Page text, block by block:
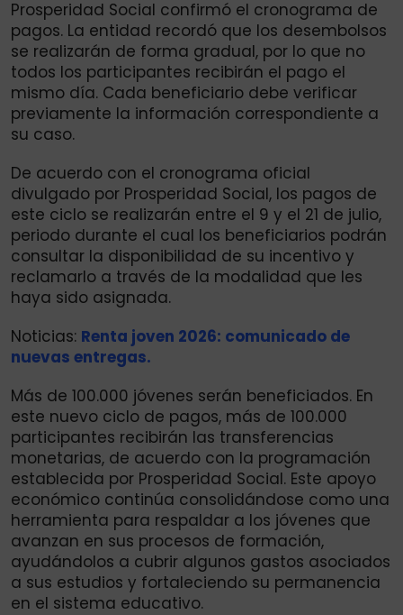
Prosperidad Social confirmó el cronograma de
pagos. La entidad recordó que los desembolsos
se realizarán de forma gradual, por lo que no
todos los participantes recibirán el pago el
mismo día. Cada beneficiario debe verificar
previamente la información correspondiente a
su caso.
De acuerdo con el cronograma oficial
divulgado por Prosperidad Social, los pagos de
este ciclo se realizarán entre el 9 y el 21 de julio,
periodo durante el cual los beneficiarios podrán
consultar la disponibilidad de su incentivo y
reclamarlo a través de la modalidad que les
haya sido asignada.
Noticias: Renta joven 2026: comunicado de
nuevas entregas.
Más de 100.000 jóvenes serán beneficiados. En
este nuevo ciclo de pagos, más de 100.000
participantes recibirán las transferencias
monetarias, de acuerdo con la programación
establecida por Prosperidad Social. Este apoyo
económico continúa consolidándose como una
herramienta para respaldar a los jóvenes que
avanzan en sus procesos de formación,
ayudándolos a cubrir algunos gastos asociados
a sus estudios y fortaleciendo su permanencia
en el sistema educativo.